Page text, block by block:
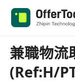
兼職物流
(Ref:H/